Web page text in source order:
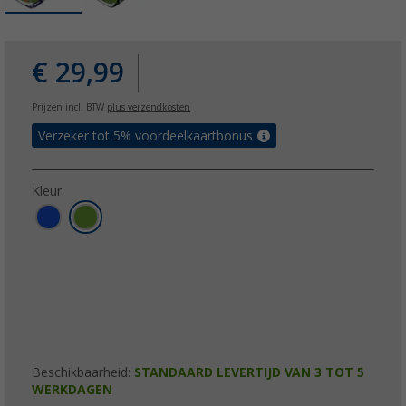
€ 29,99
Prijzen incl. BTW plus verzendkosten
Verzeker tot 5% voordeelkaartbonus
Kleur
Beschikbaarheid: STANDAARD LEVERTIJD VAN 3 TOT 5
WERKDAGEN